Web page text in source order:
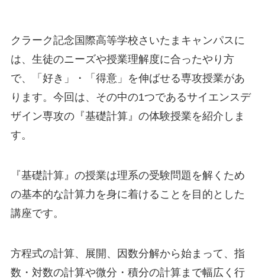
クラーク記念国際高等学校さいたまキャンパスに
は、生徒のニーズや授業理解度に合ったやり方
で、「好き」・「得意」を伸ばせる専攻授業があ
ります。今回は、その中の1つであるサイエンスデ
ザイン専攻の『基礎計算』の体験授業を紹介しま
す。
『基礎計算』の授業は理系の受験問題を解くため
の基本的な計算力を身に着けることを目的とした
講座です。
方程式の計算、展開、因数分解から始まって、指
数・対数の計算や微分・積分の計算まで幅広く行